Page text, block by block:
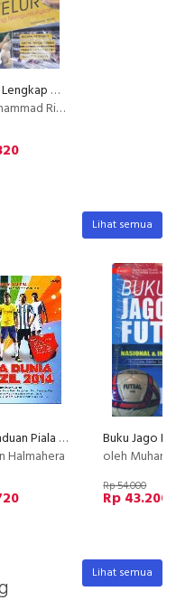
Panduan Lengkap & Praktis Budidaya Ayam Petelur yang Paling Menguntungkan (Full Color)
Rinaldi
Lihat semua
Buku Panduan Piala Dunia Brazil 2014
Halmahera
oleh Muhammad Rinaldi &
Rp 54.000
Rp 43.200
Lihat semua